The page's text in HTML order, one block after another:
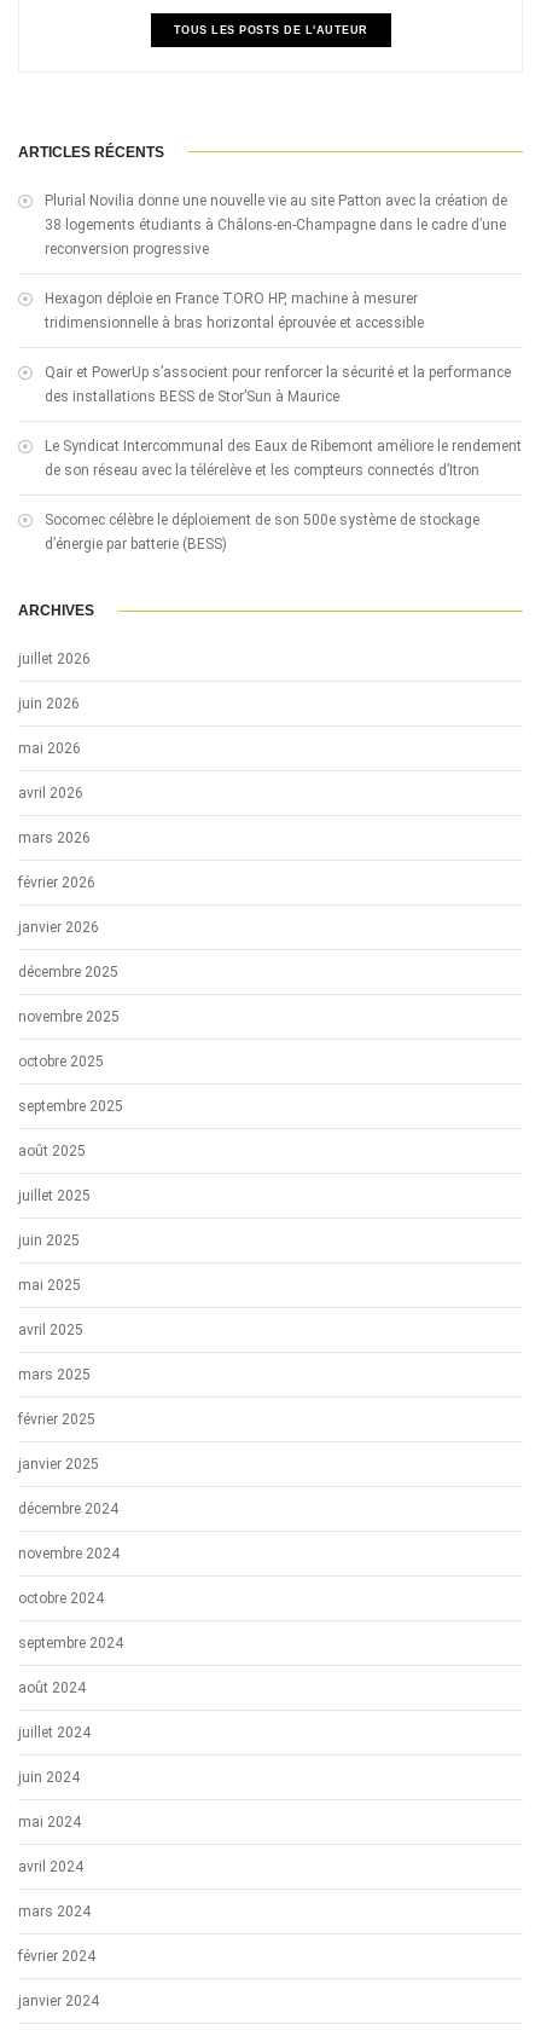
TOUS LES POSTS DE L'AUTEUR
ARTICLES RÉCENTS
Plurial Novilia donne une nouvelle vie au site Patton avec la création de
38 logements étudiants à Châlons-en-Champagne dans le cadre d’une
reconversion progressive
Hexagon déploie en France TORO HP, machine à mesurer
tridimensionnelle à bras horizontal éprouvée et accessible
Qair et PowerUp s’associent pour renforcer la sécurité et la performance
des installations BESS de Stor’Sun à Maurice
Le Syndicat Intercommunal des Eaux de Ribemont améliore le rendement
de son réseau avec la télérelève et les compteurs connectés d’Itron
Socomec célèbre le déploiement de son 500e système de stockage
d’énergie par batterie (BESS)
ARCHIVES
juillet 2026
juin 2026
mai 2026
avril 2026
mars 2026
février 2026
janvier 2026
décembre 2025
novembre 2025
octobre 2025
septembre 2025
août 2025
juillet 2025
juin 2025
mai 2025
avril 2025
mars 2025
février 2025
janvier 2025
décembre 2024
novembre 2024
octobre 2024
septembre 2024
août 2024
juillet 2024
juin 2024
mai 2024
avril 2024
mars 2024
février 2024
janvier 2024